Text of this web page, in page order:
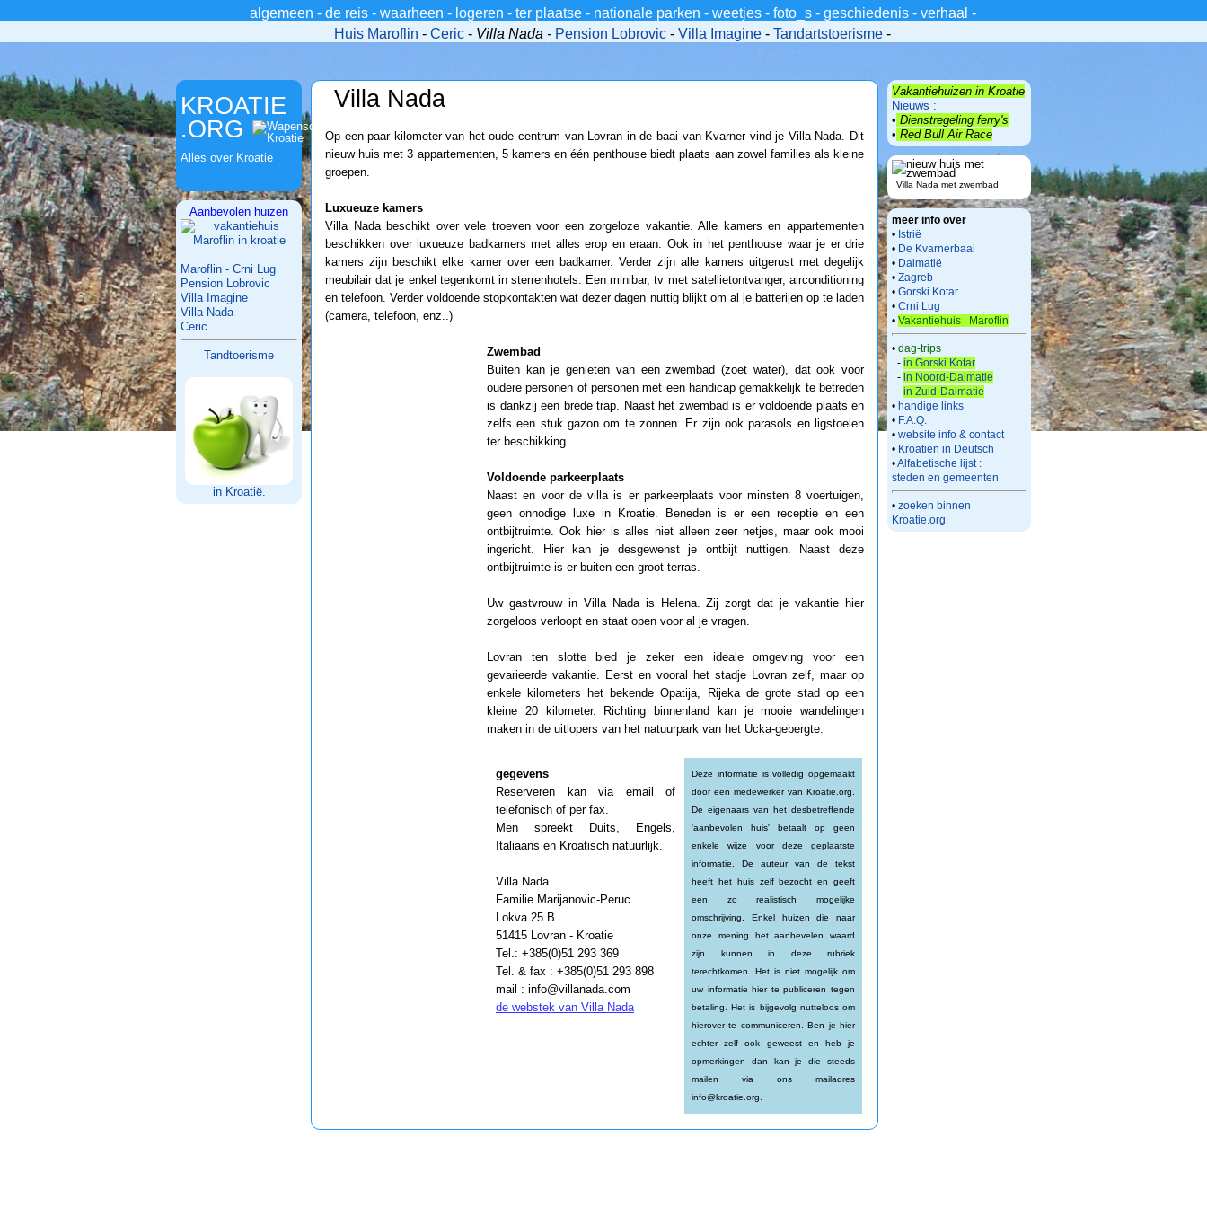
algemeen - de reis- waarheen - logeren - ter plaatse- nationale parken - weetjes- foto_s- geschiedenis- verhaal -
Huis Maroflin - Ceric - Villa Nada - Pension Lobrovic - Villa Imagine - Tandartstoerisme -
KROATIE
.ORG
Alles over Kroatie
Aanbevolen huizen
Maroflin - Crni Lug
Pension Lobrovic
Villa Imagine
Villa Nada
Ceric
Tandtoerisme
in Kroatië.
Villa Nada
Op een paar kilometer van het oude centrum van Lovran in de baai van Kvarner vind je Villa Nada. Dit
nieuw huis met 3 appartementen, 5 kamers en één penthouse biedt plaats aan zowel families als kleine
groepen.
Luxueuze kamers
Villa Nada beschikt over vele troeven voor een zorgeloze vakantie. Alle kamers en appartementen
beschikken over luxueuze badkamers met alles erop en eraan. Ook in het penthouse waar je er drie
kamers zijn beschikt elke kamer over een badkamer. Verder zijn alle kamers uitgerust met degelijk
meubilair dat je enkel tegenkomt in sterrenhotels. Een minibar, tv met satellietontvanger, airconditioning
en telefoon. Verder voldoende stopkontakten wat dezer dagen nuttig blijkt om al je batterijen op te laden
(camera, telefoon, enz..)
Zwembad
Buiten kan je genieten van een zwembad (zoet water), dat ook voor
oudere personen of personen met een handicap gemakkelijk te betreden
is dankzij een brede trap. Naast het zwembad is er voldoende plaats en
zelfs een stuk gazon om te zonnen. Er zijn ook parasols en ligstoelen
ter beschikking.
Voldoende parkeerplaats
Naast en voor de villa is er parkeerplaats voor minsten 8 voertuigen,
geen onnodige luxe in Kroatie. Beneden is er een receptie en een
ontbijtruimte. Ook hier is alles niet alleen zeer netjes, maar ook mooi
ingericht. Hier kan je desgewenst je ontbijt nuttigen. Naast deze
ontbijtruimte is er buiten een groot terras.
Uw gastvrouw in Villa Nada is Helena. Zij zorgt dat je vakantie hier
zorgeloos verloopt en staat open voor al je vragen.
Lovran ten slotte bied je zeker een ideale omgeving voor een
gevarieerde vakantie. Eerst en vooral het stadje Lovran zelf, maar op
enkele kilometers het bekende Opatija, Rijeka de grote stad op een
kleine 20 kilometer. Richting binnenland kan je mooie wandelingen
maken in de uitlopers van het natuurpark van het Ucka-gebergte.
gegevens
Reserveren kan via email of
telefonisch of per fax.
Men spreekt Duits, Engels,
Italiaans en Kroatisch natuurlijk.
Villa Nada
Familie Marijanovic-Peruc
Lokva 25 B
51415 Lovran - Kroatie
Tel.: +385(0)51 293 369
Tel. & fax : +385(0)51 293 898
mail : info@villanada.com
de webstek van Villa Nada
Deze informatie is volledig opgemaakt
door een medewerker van Kroatie.org.
De eigenaars van het desbetreffende
'aanbevolen huis' betaalt op geen
enkele wijze voor deze geplaatste
informatie. De auteur van de tekst
heeft het huis zelf bezocht en geeft
een zo realistisch mogelijke
omschrijving. Enkel huizen die naar
onze mening het aanbevelen waard
zijn kunnen in deze rubriek
terechtkomen. Het is niet mogelijk om
uw informatie hier te publiceren tegen
betaling. Het is bijgevolg nutteloos om
hierover te communiceren. Ben je hier
echter zelf ook geweest en heb je
opmerkingen dan kan je die steeds
mailen via ons mailadres
info@kroatie.org.
Vakantiehuizen in Kroatie
Nieuws :
• Dienstregeling ferry's
• Red Bull Air Race
Villa Nada met zwembad
meer info over
• Istrië
• De Kvarnerbaai
• Dalmatië
• Zagreb
• Gorski Kotar
• Crni Lug
• Vakantiehuis Maroflin
• dag-trips
- in Gorski Kotar
- in Noord-Dalmatie
- in Zuid-Dalmatie
• handige links
• F.A.Q.
• website info & contact
• Kroatien in Deutsch
•Alfabetische lijst :
steden en gemeenten
• zoeken binnen
Kroatie.org